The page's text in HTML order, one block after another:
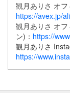
観月ありさ オフ
https://avex.jp/
観月ありさ オ
ン)： https://
観月ありさ
https://